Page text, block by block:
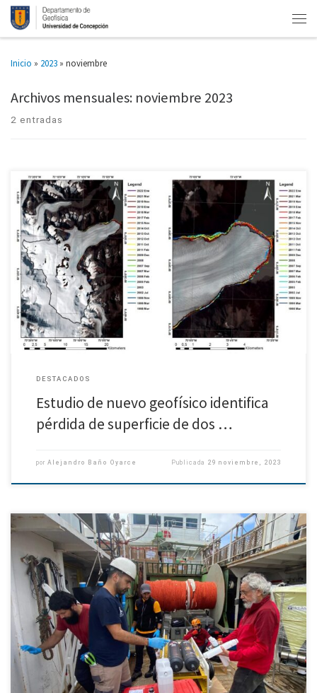
Inicio » 2023 » noviembre
Archivos mensuales: noviembre 2023
2 entradas
Glaciar Upsala perdió 9% en 25 años y Perito Moreno ha decrecido desde
2018 Los glaciares Perito Moreno y Upsala, ambos del Campo de Hielos Sur,
han perdido hielo sostenidamente […]
DESTACADOS
Estudio de nuevo geofísico identifica
pérdida de superficie de dos …
por Alejandro Baño Oyarce Publicada 29 noviembre, 2023
Proyecto aporta al estudio del clima y del medio ambiente marino. El
coordinador de la iniciativa, Dr. Oscar Pizarro Arriagada, destacó la
adquisición de instrumental para la calibración de sensores […]